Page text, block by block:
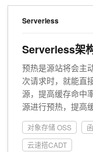
Serverless
Serverless架
预热是源站将会主
次请求时，就能直
源，提高缓存命中
源进行预热，提高
对象存储 OSS
云速搭CADT